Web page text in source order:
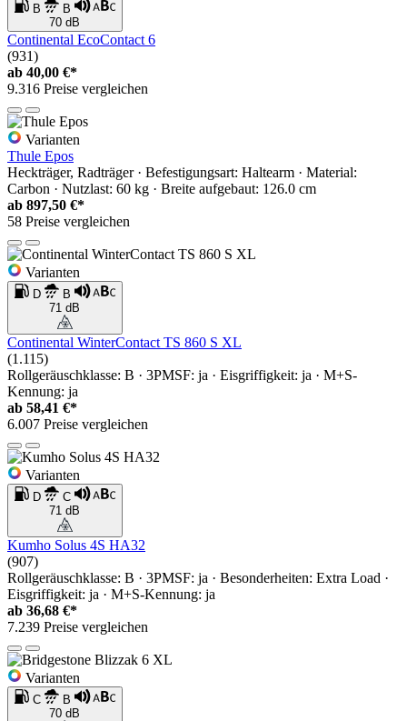
B
B
70 dB
Continental EcoContact 6
(931)
ab 40,00 €*
9.316 Preise vergleichen
Varianten
Thule Epos
Heckträger, Radträger · Befestigungsart: Haltearm · Material:
Carbon · Nutzlast: 60 kg · Breite aufgebaut: 126.0 cm
ab 897,50 €*
58 Preise vergleichen
Varianten
D
B
71 dB
Continental WinterContact TS 860 S XL
(1.115)
Rollgeräuschklasse: B · 3PMSF: ja · Eisgriffigkeit: ja · M+S-
Kennung: ja
ab 58,41 €*
6.007 Preise vergleichen
Varianten
D
C
71 dB
Kumho Solus 4S HA32
(907)
Rollgeräuschklasse: B · 3PMSF: ja · Besonderheiten: Extra Load ·
Eisgriffigkeit: ja · M+S-Kennung: ja
ab 36,68 €*
7.239 Preise vergleichen
Varianten
C
B
70 dB